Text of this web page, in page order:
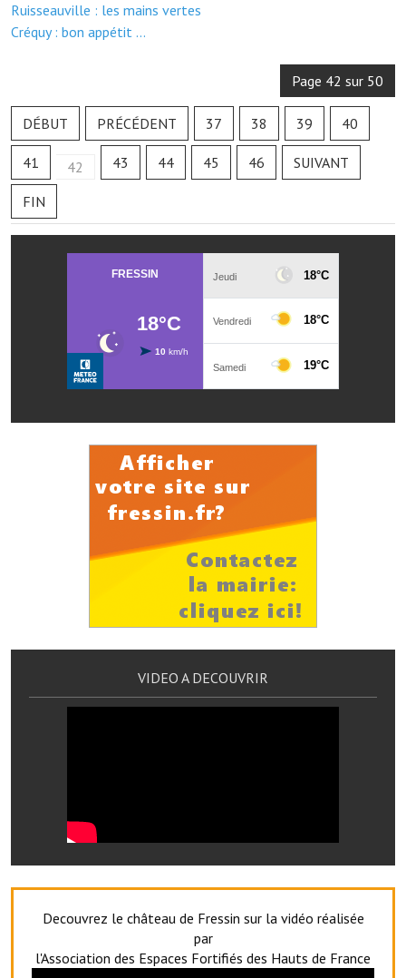
Toutes les publications
Autres groupements
Les réseaux partenaires
L'association des maires
Le conseil départemental
Services publics intercommunaux
France services
France Renov
Déchets ménagers, tri sélectif, encombrants
Démarches administratives
Biens à louer
Bibliothèque
Commerces et professions libérales
Exploitants agricoles
Ruisseauville : les mains vertes
Créquy : bon appétit ...
Page 42 sur 50
DÉBUT PRÉCÉDENT 37 38 39 40
41 42 43 44 45 46 SUIVANT
FIN
VIDEO A DECOUVRIR
Decouvrez le château de Fressin sur la vidéo réalisée
par
l'Association des Espaces Fortifiés des Hauts de France